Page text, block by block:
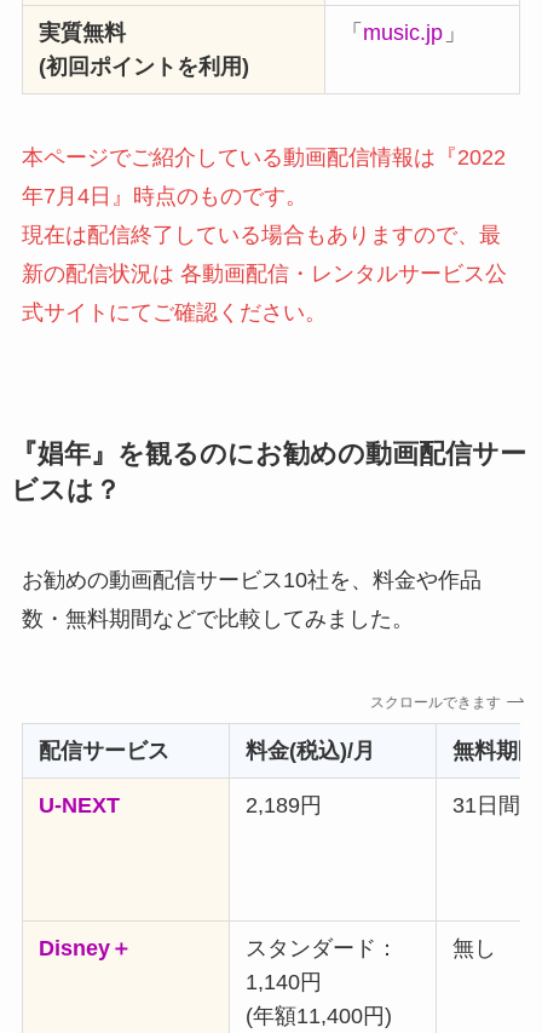
実質無料
(初回ポイントを利用)
「 music.jp 」
本ページでご紹介している動画配信情報は『2022
年7月4日』時点のものです。
現在は配信終了している場合もありますので、最
新の配信状況は 各動画配信・レンタルサービス公
式サイトにてご確認ください。
『娼年』を観るのにお勧めの動画配信サー
ビスは？
お勧めの動画配信サービス10社を、料金や作品
数・無料期間などで比較してみました。
スクロールできます
配信サービス 料金(税込)/月 無料期間
U-NEXT 2,189円 31日間
Disney＋
スタンダード：
1,140円
(年額11,400円)
無し